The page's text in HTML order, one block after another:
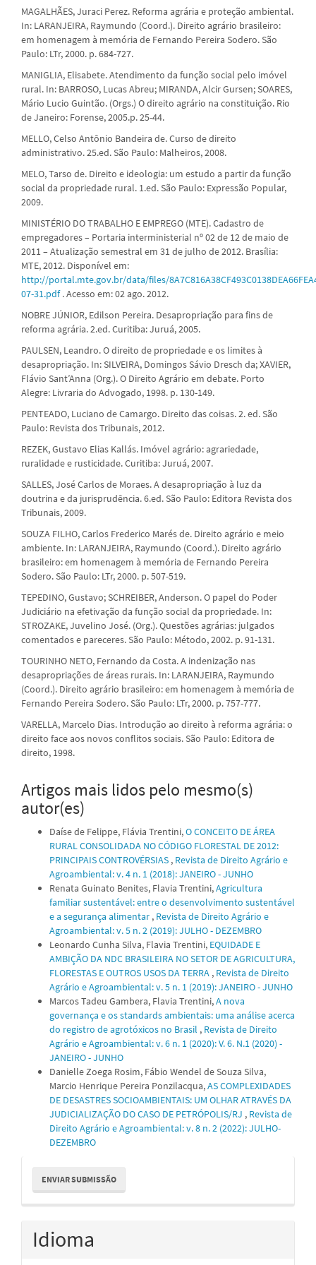
MAGALHÃES, Juraci Perez. Reforma agrária e proteção ambiental.
In: LARANJEIRA, Raymundo (Coord.). Direito agrário brasileiro:
em homenagem à memória de Fernando Pereira Sodero. São
Paulo: LTr, 2000. p. 684-727.
MANIGLIA, Elisabete. Atendimento da função social pelo imóvel
rural. In: BARROSO, Lucas Abreu; MIRANDA, Alcir Gursen; SOARES,
Mário Lucio Guintão. (Orgs.) O direito agrário na constituição. Rio
de Janeiro: Forense, 2005.p. 25-44.
MELLO, Celso Antônio Bandeira de. Curso de direito
administrativo. 25.ed. São Paulo: Malheiros, 2008.
MELO, Tarso de. Direito e ideologia: um estudo a partir da função
social da propriedade rural. 1.ed. São Paulo: Expressão Popular,
2009.
MINISTÉRIO DO TRABALHO E EMPREGO (MTE). Cadastro de
empregadores – Portaria interministerial nº 02 de 12 de maio de
2011 – Atualização semestral em 31 de julho de 2012. Brasília:
MTE, 2012. Disponível em:
http://portal.mte.gov.br/data/files/
07-31.pdf. Acesso em: 02 ago. 2012.
NOBRE JÚNIOR, Edilson Pereira. Desapropriação para fins de
reforma agrária. 2.ed. Curitiba: Juruá, 2005.
PAULSEN, Leandro. O direito de propriedade e os limites à
desapropriação. In: SILVEIRA, Domingos Sávio Dresch da; XAVIER,
Flávio Sant’Anna (Org.). O Direito Agrário em debate. Porto
Alegre: Livraria do Advogado, 1998. p. 130-149.
PENTEADO, Luciano de Camargo. Direito das coisas. 2. ed. São
Paulo: Revista dos Tribunais, 2012.
REZEK, Gustavo Elias Kallás. Imóvel agrário: agrariedade,
ruralidade e rusticidade. Curitiba: Juruá, 2007.
SALLES, José Carlos de Moraes. A desapropriação à luz da
doutrina e da jurisprudência. 6.ed. São Paulo: Editora Revista dos
Tribunais, 2009.
SOUZA FILHO, Carlos Frederico Marés de. Direito agrário e meio
ambiente. In: LARANJEIRA, Raymundo (Coord.). Direito agrário
brasileiro: em homenagem à memória de Fernando Pereira
Sodero. São Paulo: LTr, 2000. p. 507-519.
TEPEDINO, Gustavo; SCHREIBER, Anderson. O papel do Poder
Judiciário na efetivação da função social da propriedade. In:
STROZAKE, Juvelino José. (Org.). Questões agrárias: julgados
comentados e pareceres. São Paulo: Método, 2002. p. 91-131.
TOURINHO NETO, Fernando da Costa. A indenização nas
desapropriações de áreas rurais. In: LARANJEIRA, Raymundo
(Coord.). Direito agrário brasileiro: em homenagem à memória de
Fernando Pereira Sodero. São Paulo: LTr, 2000. p. 757-777.
VARELLA, Marcelo Dias. Introdução ao direito à reforma agrária: o
direito face aos novos conflitos sociais. São Paulo: Editora de
direito, 1998.
Artigos mais lidos pelo mesmo(s)
autor(es)
Daíse de Felippe, Flávia Trentini,O CONCEITO DE ÁREA
RURAL CONSOLIDADA NO CÓDIGO FLORESTAL DE 2012:
PRINCIPAIS CONTROVÉRSIAS , Revista de Direito Agrário e
Agroambiental: v. 4 n. 1 (2018): JANEIRO - JUNHO
Renata Guinato Benites, Flavia Trentini,Agricultura
familiar sustentável: entre o desenvolvimento sustentável
e a segurança alimentar , Revista de Direito Agrário e
Agroambiental: v. 5 n. 2 (2019): JULHO - DEZEMBRO
Leonardo Cunha Silva, Flavia Trentini, EQUIDADE E
AMBIÇÃO DA NDC BRASILEIRA NO SETOR DE AGRICULTURA,
FLORESTAS E OUTROS USOS DA TERRA , Revista de Direito
Agrário e Agroambiental: v. 5 n. 1 (2019): JANEIRO - JUNHO
Marcos Tadeu Gambera, Flavia Trentini,A nova
governança e os standards ambientais: uma análise acerca
do registro de agrotóxicos no Brasil , Revista de Direito
Agrário e Agroambiental: v. 6 n. 1 (2020): V. 6. N.1 (2020) -
JANEIRO - JUNHO
Danielle Zoega Rosim, Fábio Wendel de Souza Silva,
Marcio Henrique Pereira Ponzilacqua,AS COMPLEXIDADES
DE DESASTRES SOCIOAMBIENTAIS: UM OLHAR ATRAVÉS DA
JUDICIALIZAÇÃO DO CASO DE PETRÓPOLIS/RJ , Revista de
Direito Agrário e Agroambiental: v. 8 n. 2 (2022): JULHO-
DEZEMBRO
Enviar
Submissão
ENVIAR SUBMISSÃO
Idioma